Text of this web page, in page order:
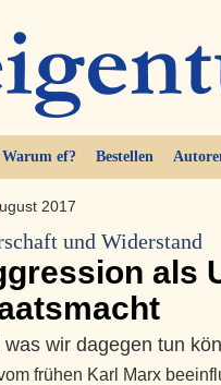
Warum ef? Bestellen
2017
und Widerstand
als
was wir dagegen tun
frühen Karl Marx